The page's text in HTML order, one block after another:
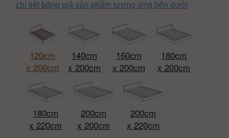
chi tiết bảng giá sản phẩm tương ứng bên dưới
120cm
x 200cm
140cm
x 200cm
160cm
x 200cm
180cm
x 200cm
180cm
x 220cm
200cm
x 200cm
200cm
x 220cm